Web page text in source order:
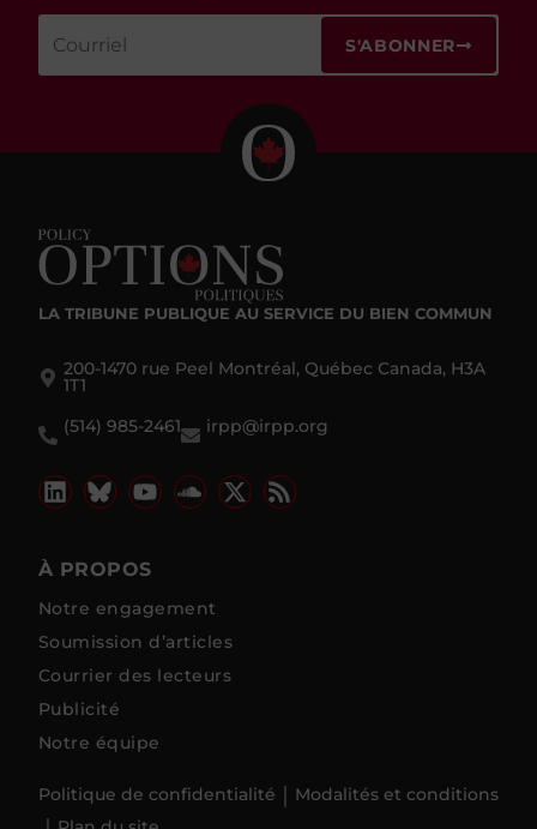
S'ABONNER
LA TRIBUNE PUBLIQUE AU SERVICE DU BIEN COMMUN
200-1470 rue Peel Montréal, Québec Canada, H3A
1T1
(514) 985-2461
irpp@irpp.org
À PROPOS
Notre engagement
Soumission d’articles
Courrier des lecteurs
Publicité
Notre équipe
Politique de confidentialité
Modalités et conditions